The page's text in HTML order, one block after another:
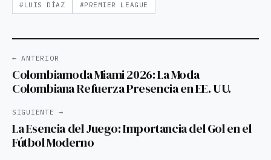
#LUIS DÍAZ #PREMIER LEAGUE
← ANTERIOR
Colombiamoda Miami 2026: La Moda
Colombiana Refuerza Presencia en EE. UU.
SIGUIENTE →
La Esencia del Juego: Importancia del Gol en el
Fútbol Moderno